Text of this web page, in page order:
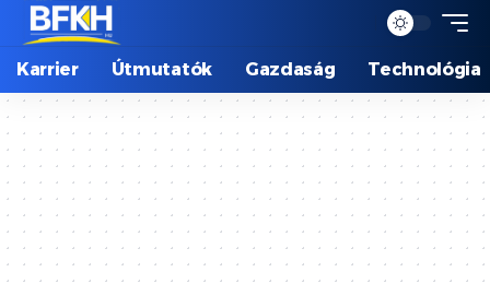
Karrier Útmutatók Gazdaság Technológia